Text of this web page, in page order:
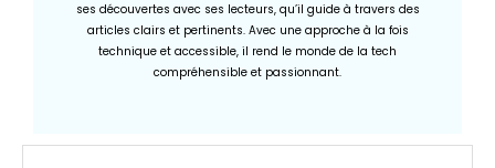
ses découvertes avec ses lecteurs, qu’il guide à travers des
articles clairs et pertinents. Avec une approche à la fois
technique et accessible, il rend le monde de la tech
compréhensible et passionnant.